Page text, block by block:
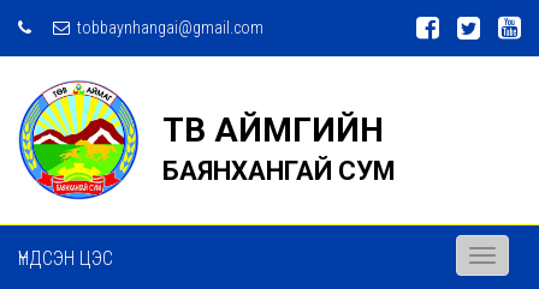
tobbaynhangai@gmail.com
ТӨВ АЙМГИЙН
БАЯНХАНГАЙ СУМ
ҮНДСЭН ЦЭС
Toggle